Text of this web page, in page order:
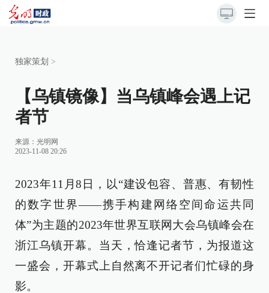
独家策划 >
【乌镇镜像】当乌镇峰会遇上记
者节
来源： 光明网
2023-11-08 20:26
2023年11月8日，以“建设包容、普惠、有韧性
的数字世界——携手构建网络空间命运共同
体”为主题的2023年世界互联网大会乌镇峰会在
浙江乌镇开幕。当天，恰逢记者节，为报道这
一盛会，开幕式上自然离不开记者们忙碌的身
影。